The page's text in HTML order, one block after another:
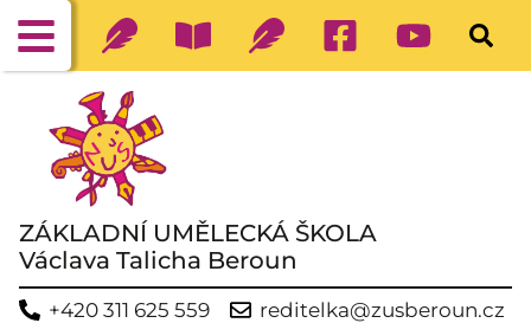
ZÁKLADNÍ UMĚLECKÁ ŠKOLA
Václava Talicha Beroun
+420 311 625 559 reditelka@zusberoun.cz